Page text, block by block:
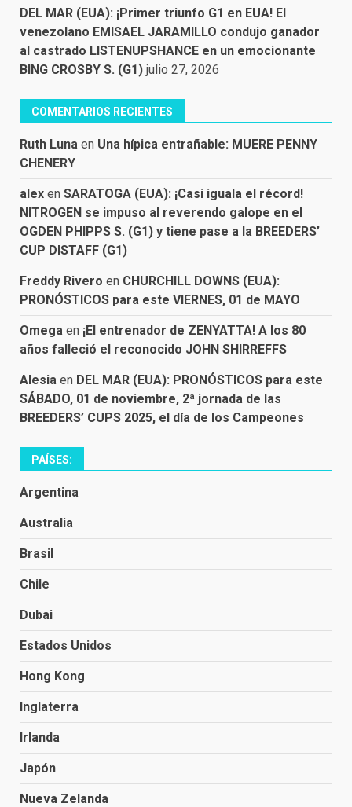
DEL MAR (EUA): ¡Primer triunfo G1 en EUA! El
venezolano EMISAEL JARAMILLO condujo ganador
al castrado LISTENUPSHANCE en un emocionante
BING CROSBY S. (G1) julio 27, 2026
COMENTARIOS RECIENTES
Ruth Luna en Una hípica entrañable: MUERE PENNY
CHENERY
alex en SARATOGA (EUA): ¡Casi iguala el récord!
NITROGEN se impuso al reverendo galope en el
OGDEN PHIPPS S. (G1) y tiene pase a la BREEDERS’
CUP DISTAFF (G1)
Freddy Rivero en CHURCHILL DOWNS (EUA):
PRONÓSTICOS para este VIERNES, 01 de MAYO
Omega en ¡El entrenador de ZENYATTA! A los 80
años falleció el reconocido JOHN SHIRREFFS
Alesia en DEL MAR (EUA): PRONÓSTICOS para este
SÁBADO, 01 de noviembre, 2ª jornada de las
BREEDERS’ CUPS 2025, el día de los Campeones
PAÍSES:
Argentina
Australia
Brasil
Chile
Dubai
Estados Unidos
Hong Kong
Inglaterra
Irlanda
Japón
Nueva Zelanda